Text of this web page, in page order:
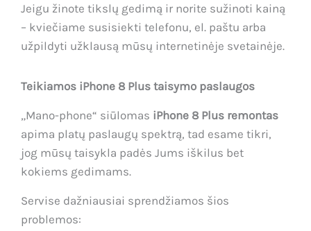
Jeigu žinote tikslų gedimą ir norite sužinoti kainą
– kviečiame susisiekti telefonu, el. paštu arba
užpildyti užklausą mūsų internetinėje svetainėje.
Teikiamos iPhone 8 Plus taisymo paslaugos
„Mano-phone“ siūlomas iPhone 8 Plus remontas
apima platų paslaugų spektrą, tad esame tikri,
jog mūsų taisykla padės Jums iškilus bet
kokiems gedimams.
Servise dažniausiai sprendžiamos šios
problemos: